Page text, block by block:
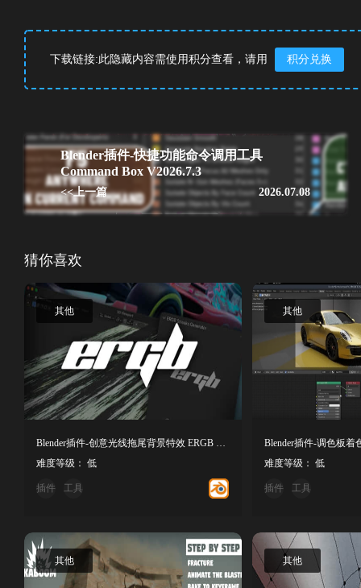
下载链接:此隐藏内容需使用积分查看，请用 积分兑换
Blender插件-快捷功能命令调用工具
Command Box V2026.7.3
2026.07.08
<<上一篇
猜你喜欢
其他
Blender插件-创意光线拖尾背景特效 ERGB Streak Panels v1.0.1
难度等级： 低
插件 工具
其他
难度等级： 低
插件 工具
其他 其他